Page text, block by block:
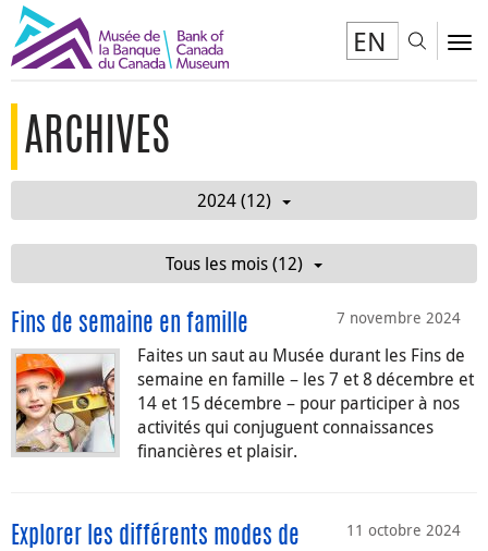
EN
ARCHIVES
2024 (12)
Tous les mois (12)
7 novembre 2024
Fins de semaine en famille
Faites un saut au Musée durant les Fins de
semaine en famille – les 7 et 8 décembre et
14 et 15 décembre – pour participer à nos
activités qui conjuguent connaissances
financières et plaisir.
11 octobre 2024
Explorer les différents modes de